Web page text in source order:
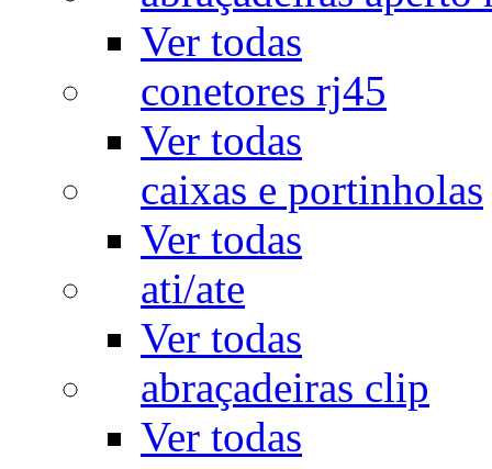
Ver todas
conetores rj45
Ver todas
caixas e portinholas
Ver todas
ati/ate
Ver todas
abraçadeiras clip
Ver todas